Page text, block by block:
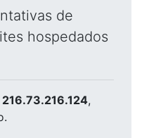
de
hospedados
216.73.216.124,